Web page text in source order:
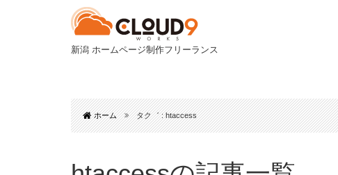
新潟 ホームページ制作フリーランス
ホーム タク゛ : htaccess